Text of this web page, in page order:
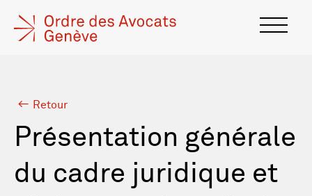
Retour
Présentation générale
du cadre juridique et